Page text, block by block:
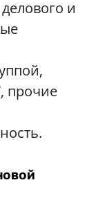
и
прочие